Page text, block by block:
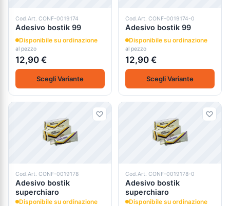
Cod.Art. CONF-0019174
Adesivo bostik 99
Disponibile su ordinazione
al pezzo
12,90 €
Scegli Variante
Cod.Art. CONF-0019174-0
Adesivo bostik 99
Disponibile su ordinazione
al pezzo
12,90 €
Scegli Variante
Cod.Art. CONF-0019178
Adesivo bostik
superchiaro
Disponibile su ordinazione
Cod.Art. CONF-0019178-0
Adesivo bostik
superchiaro
Disponibile su ordinazione